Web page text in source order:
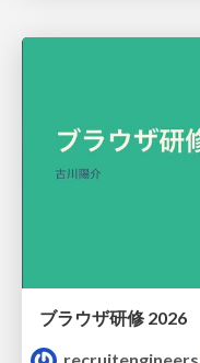
ブラウザ研修 2026